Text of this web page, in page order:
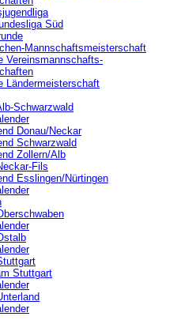
Süd
Mannschaftsmeisterschaft
Vereinsmannschafts-
Ländermeisterschaft
Schwarzwald
Donau/Neckar
Schwarzwald
Zollern/Alb
Fils
‎Esslingen/Nürtingen
Stuttgart